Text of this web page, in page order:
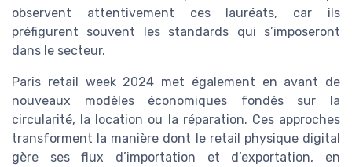
observent attentivement ces lauréats, car ils
préfigurent souvent les standards qui s’imposeront
dans le secteur.
Paris retail week 2024 met également en avant de
nouveaux modèles économiques fondés sur la
circularité, la location ou la réparation. Ces approches
transforment la manière dont le retail physique digital
gère ses flux d’importation et d’exportation, en